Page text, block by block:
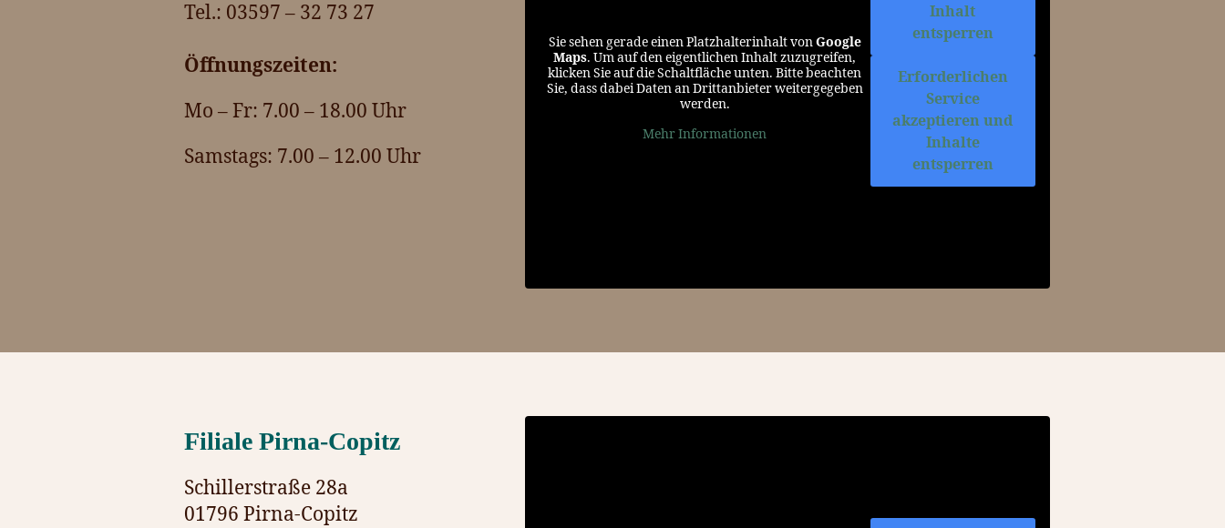
Tel.: 03597 – 32 73 27
Öffnungszeiten:
Mo – Fr: 7.00 – 18.00 Uhr
Samstags: 7.00 – 12.00 Uhr
Sie sehen gerade einen Platzhalterinhalt vonGoogle
Maps. Um auf den eigentlichen Inhalt zuzugreifen,
klicken Sie auf die Schaltfläche unten. Bitte beachten
Sie, dass dabei Daten an Drittanbieter weitergegeben
werden.
Mehr Informationen
Inhalt
entsperren
Erforderlichen
Service
akzeptieren und
Inhalte
entsperren
Filiale Pirna-Copitz
Schillerstraße 28a
01796 Pirna-Copitz